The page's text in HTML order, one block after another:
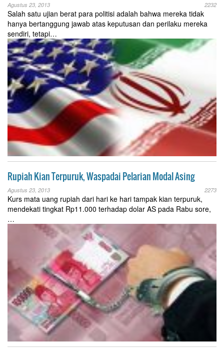
Agustus 23, 2013 2232
Salah satu ujian berat para politisi adalah bahwa mereka tidak
hanya bertanggung jawab atas keputusan dan perilaku mereka
sendiri, tetapi…
Rupiah Kian Terpuruk, Waspadai Pelarian Modal Asing
Agustus 23, 2013 2273
Kurs mata uang rupiah dari hari ke hari tampak kian terpuruk,
mendekati tingkat Rp11.000 terhadap dolar AS pada Rabu sore,
…